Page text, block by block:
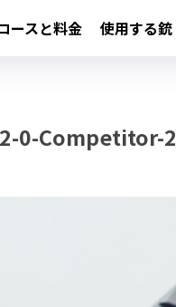
ースと料金 使用する銃
0-Competitor-2